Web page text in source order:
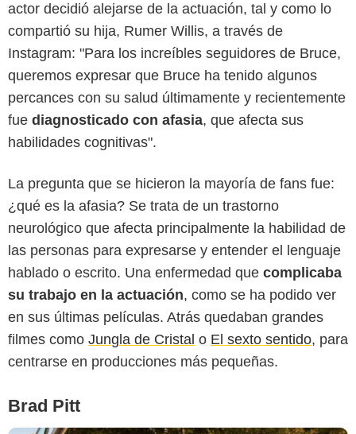
actor decidió alejarse de la actuación, tal y como lo
compartió su hija, Rumer Willis, a través de
Instagram: "Para los increíbles seguidores de Bruce,
queremos expresar que Bruce ha tenido algunos
percances con su salud últimamente y recientemente
fue diagnosticado con afasia, que afecta sus
habilidades cognitivas".
La pregunta que se hicieron la mayoría de fans fue:
¿qué es la afasia? Se trata de un trastorno
neurológico que afecta principalmente la habilidad de
las personas para expresarse y entender el lenguaje
hablado o escrito. Una enfermedad que complicaba
su trabajo en la actuación, como se ha podido ver
en sus últimas películas. Atrás quedaban grandes
filmes como Jungla de Cristal o El sexto sentido, para
centrarse en producciones más pequeñas.
Brad Pitt